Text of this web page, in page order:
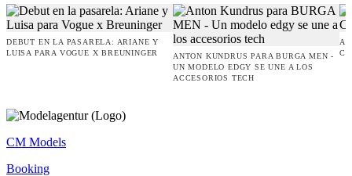
DEBUT EN LA PASARELA: ARIANE Y
LUISA PARA VOGUE X BREUNINGER
ANTON KUNDRUS PARA BURGA MEN -
UN MODELO EDGY SE UNE A LOS
ACCESORIOS TECH
CM Models
Booking